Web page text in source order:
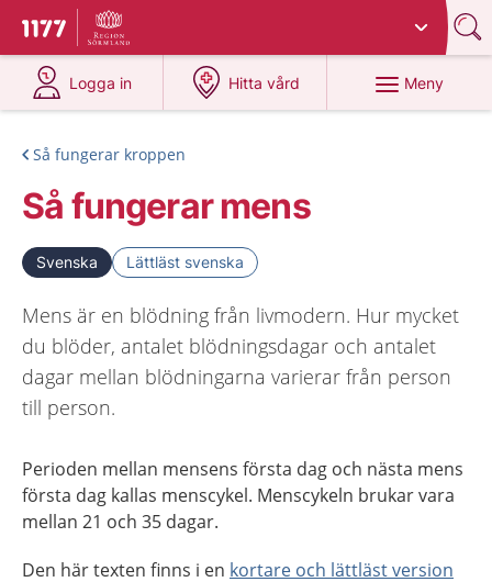
Till startsidan för 1177
Du har valt region
Logga in
på 1177.se
Hitta vård
på 1177.se
Meny
Så fungerar kroppen
Så fungerar mens
Svenska Lättläst svenska
Mens är en blödning från livmodern. Hur mycket
du blöder, antalet blödningsdagar och antalet
dagar mellan blödningarna varierar från person
till person.
Perioden mellan mensens första dag och nästa mens
första dag kallas menscykel. Menscykeln brukar vara
mellan 21 och 35 dagar.
Den här texten finns i en kortare och lättläst version